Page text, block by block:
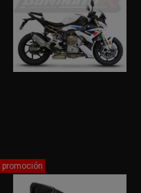
promoción